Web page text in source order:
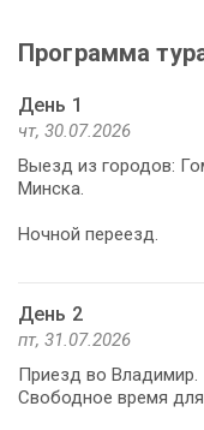
Программа
День 1
чт, 30.07.2026
Выезд из городов:
Минска.
Ночной переезд.
День 2
пт, 31.07.2026
Приезд во Владимир.
Свободное время для